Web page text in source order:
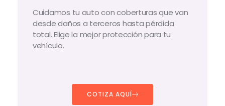
Cuidamos tu auto con coberturas que van
desde daños a terceros hasta pérdida
total. Elige la mejor protección para tu
vehículo.
COTIZA AQUÍ